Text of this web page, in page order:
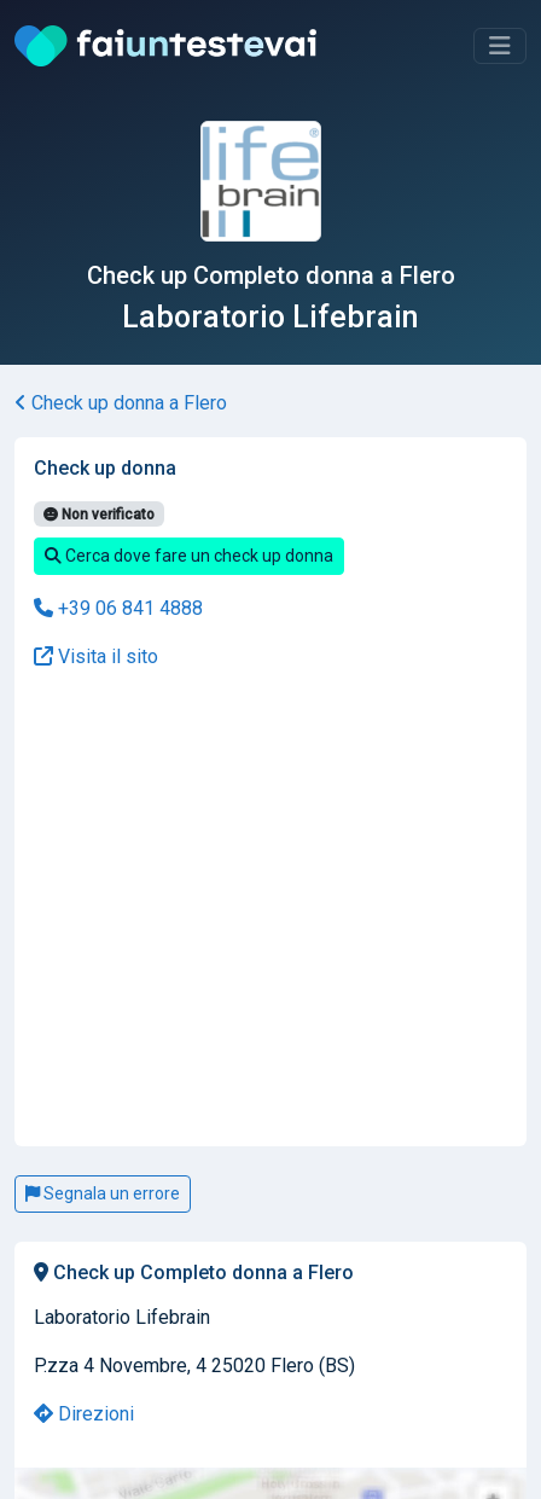
Check up Completo donna a Flero
Laboratorio Lifebrain
Check up donna a Flero
Check up donna
Non verificato
Cerca dove fare un check up donna
+39 06 841 4888
Visita il sito
Segnala un errore
Check up Completo donna a Flero
Laboratorio Lifebrain
P.zza 4 Novembre, 4 25020 Flero (BS)
Direzioni